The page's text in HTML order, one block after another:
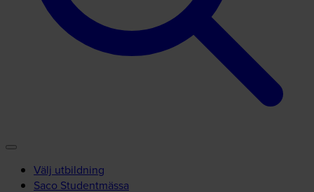
Välj utbildning
Saco Studentmässa